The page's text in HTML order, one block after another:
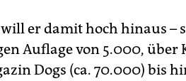
er damit hoch hinaus –
Auflage von 5.000,
Dogs (ca. 70.000) bis